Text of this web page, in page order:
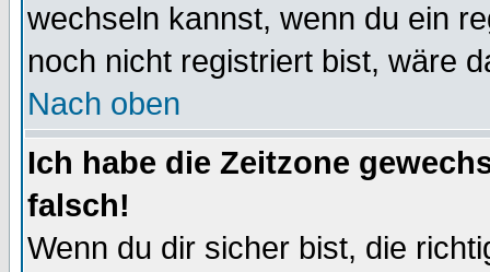
wechseln kannst, wenn du ein
noch nicht registriert bist, wäre
Nach oben
Ich habe die Zeitzone
falsch!
Wenn du dir sicher bist, die